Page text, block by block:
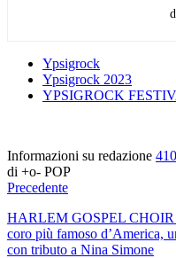
Ypsigrock
Ypsigrock 2023
YPSIGROCK
Informazioni su redazione
di +o- POP
Precedente
HARLEM GOSPEL CHOIR
coro più famoso d’America,
con tributo a Nina Simone